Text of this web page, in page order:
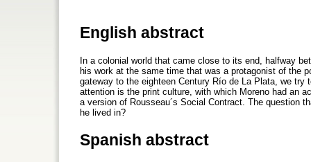
English abstract
In a colonial world that came close to its end, halfway
his work at the same time that was a protagonist of the
gateway to the eighteen Century Río de La Plata, we
attention is the print culture, with which Moreno had an
a version of Rousseau´s Social Contract. The question
he lived in?
Spanish abstract